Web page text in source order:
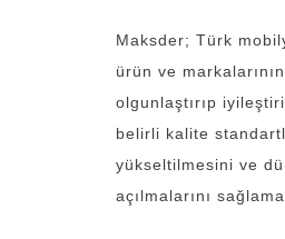
Maksder; Türk
ürün ve markalarının
olgunlaştırıp
belirli kalite
yükseltilmesini ve
açılmalarını